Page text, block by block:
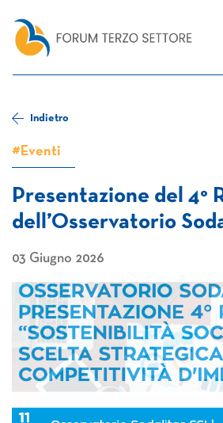
Indietro
#Eventi
Presentazione del 4°
dell’Osservatorio
03 Giugno 2026